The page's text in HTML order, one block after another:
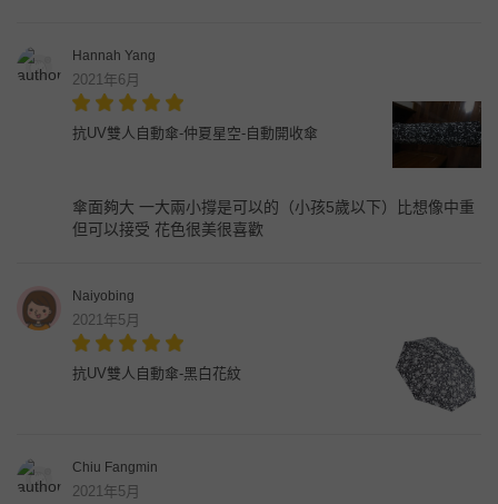
Hannah Yang
2021年6月
抗UV雙人自動傘-仲夏星空-自動開收傘
傘面夠大 一大兩小撐是可以的（小孩5歲以下）比想像中重
但可以接受 花色很美很喜歡
Naiyobing
2021年5月
抗UV雙人自動傘-黑白花紋
Chiu Fangmin
2021年5月